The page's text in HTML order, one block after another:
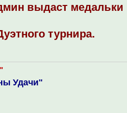
выдаст медальки
турнира.
Удачи"